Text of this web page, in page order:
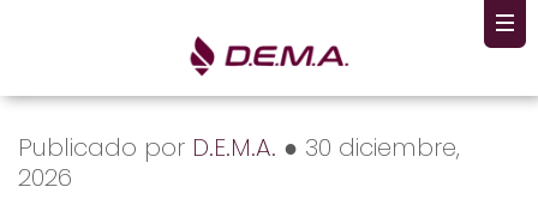
Publicado por D.E.M.A. ● 30 diciembre,
2026